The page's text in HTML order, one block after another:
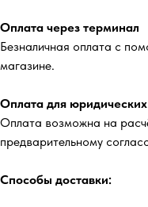
Оплата через терминал
Безналичная оплата с
магазине.
Оплата для
Оплата возможна на
предварительному
Способы доставки: